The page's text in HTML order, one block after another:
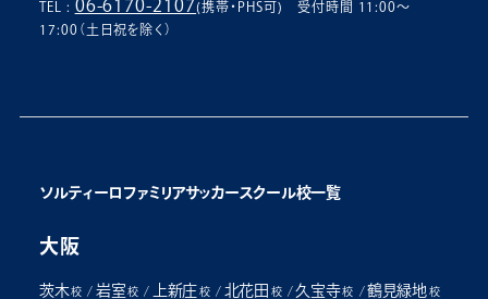
TEL : 06-6170-2107(携帯・PHS可) 受付時間 11:00〜
17:00（土日祝を除く）
ソルティーロファミリアサッカースクール校一覧
大阪
茨木 校 / 岩室 校 / 上新庄 校/ 北花田 校/久宝寺 校 /鶴見緑地 校